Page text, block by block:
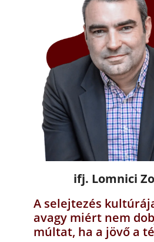
ifj. Lomnici
A selejtezés
avagy miért nem
múltat, ha a jövő a